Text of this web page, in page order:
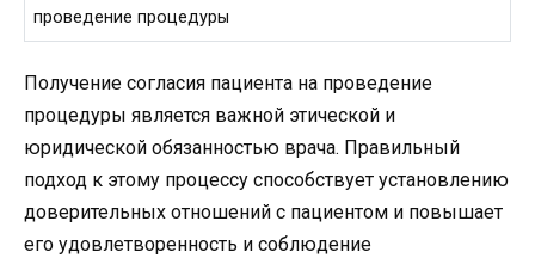
проведение процедуры
Получение согласия пациента на проведение
процедуры является важной этической и
юридической обязанностью врача. Правильный
подход к этому процессу способствует установлению
доверительных отношений с пациентом и повышает
его удовлетворенность и соблюдение